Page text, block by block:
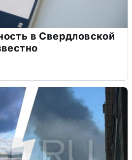
в Свердловской